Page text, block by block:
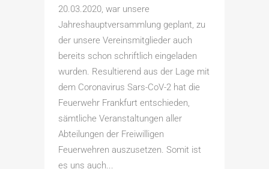
20.03.2020, war unsere
Jahreshauptversammlung geplant, zu
der unsere Vereinsmitglieder auch
bereits schon schriftlich eingeladen
wurden. Resultierend aus der Lage mit
dem Coronavirus Sars-CoV-2 hat die
Feuerwehr Frankfurt entschieden,
sämtliche Veranstaltungen aller
Abteilungen der Freiwilligen
Feuerwehren auszusetzen. Somit ist
es uns auch...